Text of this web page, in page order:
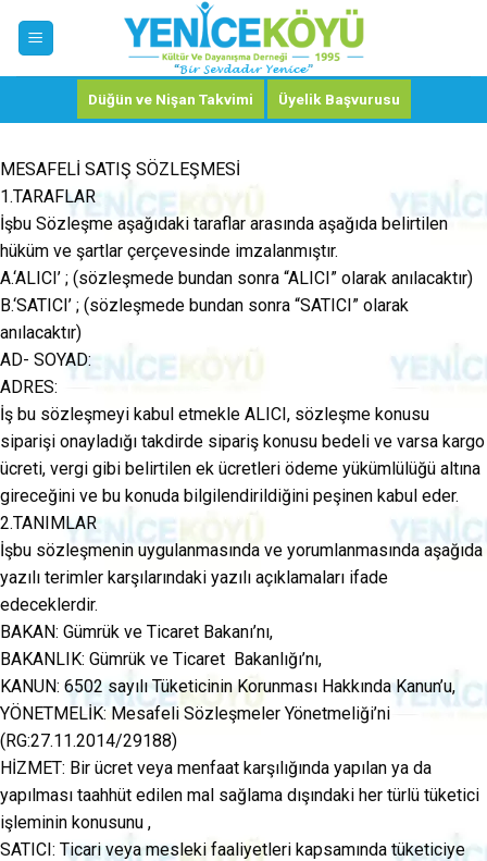
Düğün ve Nişan Takvimi Üyelik Başvurusu
MESAFELİ SATIŞ SÖZLEŞMESİ
1.TARAFLAR
İşbu Sözleşme aşağıdaki taraflar arasında aşağıda belirtilen
hüküm ve şartlar çerçevesinde imzalanmıştır.
A.‘ALICI’ ; (sözleşmede bundan sonra “ALICI” olarak anılacaktır)
B.‘SATICI’ ; (sözleşmede bundan sonra “SATICI” olarak
anılacaktır)
AD- SOYAD:
ADRES:
İş bu sözleşmeyi kabul etmekle ALICI, sözleşme konusu
siparişi onayladığı takdirde sipariş konusu bedeli ve varsa kargo
ücreti, vergi gibi belirtilen ek ücretleri ödeme yükümlülüğü altına
gireceğini ve bu konuda bilgilendirildiğini peşinen kabul eder.
2.TANIMLAR
İşbu sözleşmenin uygulanmasında ve yorumlanmasında aşağıda
yazılı terimler karşılarındaki yazılı açıklamaları ifade
edeceklerdir.
BAKAN: Gümrük ve Ticaret Bakanı’nı,
BAKANLIK: Gümrük ve Ticaret Bakanlığı’nı,
KANUN: 6502 sayılı Tüketicinin Korunması Hakkında Kanun’u,
YÖNETMELİK: Mesafeli Sözleşmeler Yönetmeliği’ni
(RG:27.11.2014/29188)
HİZMET: Bir ücret veya menfaat karşılığında yapılan ya da
yapılması taahhüt edilen mal sağlama dışındaki her türlü tüketici
işleminin konusunu ,
SATICI: Ticari veya mesleki faaliyetleri kapsamında tüketiciye